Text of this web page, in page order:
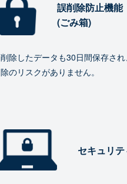
誤削除防止機能
(ごみ箱)
削除したデータも30日間保存さ
除のリスクがありません。
セキュリテ